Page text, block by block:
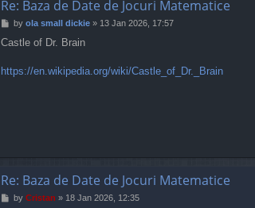
Re: Baza de Date de Jocuri Matematice
P
s
by ola small dickie» 13 Jan 2026, 17:57
Castle of Dr. Brain
https://en.wikipedia.org/wiki/Castle_of_Dr._Brain
Re: Baza de Date de Jocuri Matematice
Pby Cristan » 18 Jan 2026, 12:35